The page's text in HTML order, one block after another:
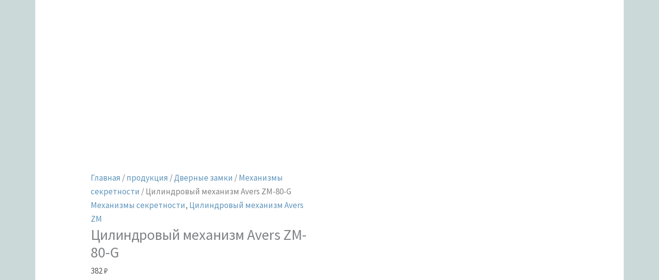
Главная /продукция /Дверные замки /Механизмы
секретности / Цилиндровый механизм Avers ZM-80-G
Механизмы секретности, Цилиндровый механизм Avers
ZM
Цилиндровый механизм Avers ZM-
80-G
382₽